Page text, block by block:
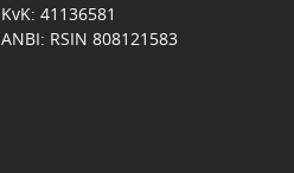
KvK: 41136581
ANBI: RSIN 808121583